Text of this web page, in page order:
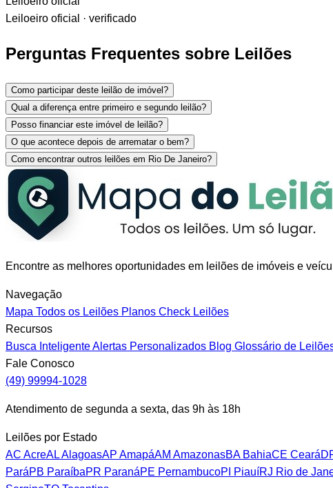
Leiloeiro oficial · verificado
Perguntas Frequentes sobre Leilões
Como participar deste leilão de imóvel?
Qual a diferença entre primeiro e segundo leilão?
Posso financiar este imóvel de leilão?
O que acontece depois de arrematar o bem?
Como encontrar outros leilões em Rio De Janeiro?
Encontre as melhores oportunidades em leilões de imóveis e
Navegação
Mapa Todos os Leilões Planos Check Leilões
Recursos
Busca InteligenteAlertas Personalizados Blog Glossário de
Fale Conosco
(49) 99994-1028
Atendimento de segunda a sexta, das 9h às 18h
Leilões por Estado
AC AcreALAlagoasAP AmapáAM AmazonasBABahiaCE Ceará
ParáPB ParaíbaPR ParanáPE PernambucoPI PiauíRJ Rio de